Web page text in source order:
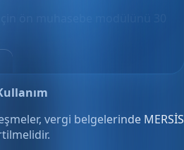
ön muhasebe modülünü 30
vergi belgelerinde MERSİS